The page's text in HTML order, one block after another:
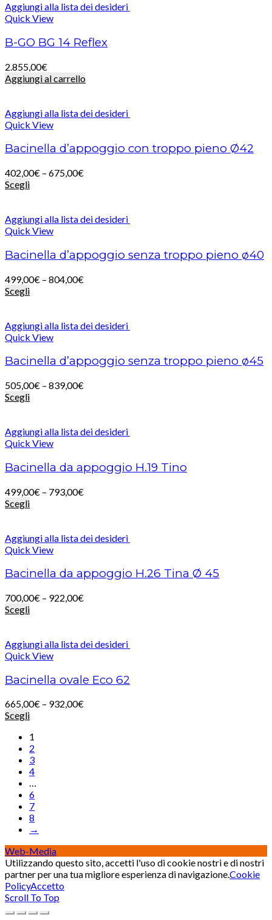
Aggiungi alla lista dei desideri
Quick View
B-GO BG 14 Reflex
2.855,00€
Aggiungi al carrello
Aggiungi alla lista dei desideri
Quick View
Bacinella d’appoggio con troppo pieno Ø42
402,00€ – 675,00€
Scegli
Aggiungi alla lista dei desideri
Quick View
Bacinella d’appoggio senza troppo pieno ø40
499,00€ – 804,00€
Scegli
Aggiungi alla lista dei desideri
Quick View
Bacinella d’appoggio senza troppo pieno ø45
505,00€ – 839,00€
Scegli
Aggiungi alla lista dei desideri
Quick View
Bacinella da appoggio H.19 Tino
499,00€ – 793,00€
Scegli
Aggiungi alla lista dei desideri
Quick View
Bacinella da appoggio H.26 Tina Ø 45
700,00€ – 922,00€
Scegli
Aggiungi alla lista dei desideri
Quick View
Bacinella ovale Eco 62
665,00€ – 932,00€
Scegli
1
2
3
4
…
6
7
8
→
Web-Media
Utilizzando questo sito, accetti l'uso di cookie nostri e di nostri
partner per una tua migliore esperienza di navigazione.Cookie
PolicyAccetto
Scroll To Top